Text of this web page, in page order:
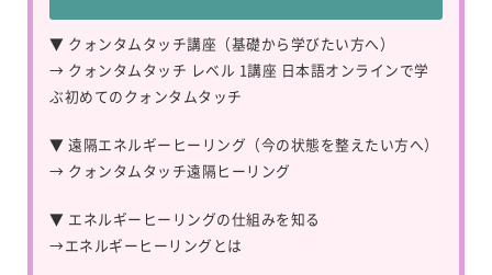
▼ クォンタムタッチ講座（基礎から学びたい方へ）
→ クォンタムタッチ レベル 1講座 日本語オンラインで学
ぶ初めてのクォンタムタッチ
▼ 遠隔エネルギーヒーリング（今の状態を整えたい方へ）
→ クォンタムタッチ遠隔ヒーリング
▼ エネルギーヒーリングの仕組みを知る
→エネルギーヒーリングとは